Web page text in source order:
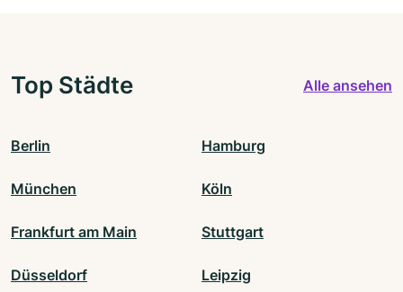
Top Städte Alle ansehen
Berlin Hamburg
München Köln
Frankfurt am Main Stuttgart
Düsseldorf Leipzig